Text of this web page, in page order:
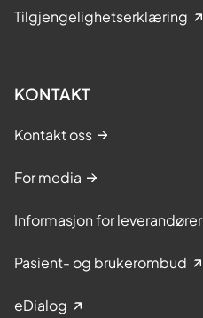
Tilgjengelighetserklæring
KONTAKT
Kontakt oss
For media
Informasjon for leverandører
Pasient- og brukerombud
eDialog